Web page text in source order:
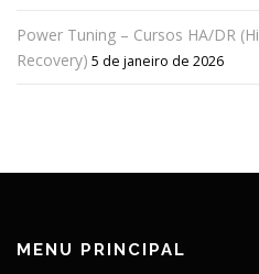
Power Tuning – Cursos HA/DR
Recovery) 5 de janeiro de 2026
MENU PRINCIPAL